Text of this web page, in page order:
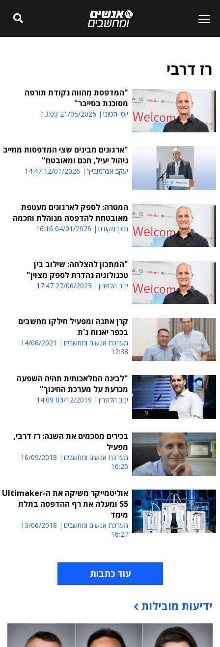
רז דרבי
"המדפסת מהווה נקודת תורפה
מסוכנת בסייבר"
יוסי הטוני 21/05/2026 13:03
"ארגונים מבינים שצי המדפסות מחייב
ניהול יעיל, חכם ומאובטח"
יעקב אברמוביץ' 12/01/2026 14:47
המטרה: לספק לארגונים מעטפת
מאובטחת להדפסה מנוהלת וחכמה
תוכן מקודם 04/01/2026 16:16
"המתכון להצלחה: שילוב בין
טכנולוגיה נהדרת לספק מצוין"
יניב הלפרין 27/06/2023 17:47
קרן אתנה ומפעיל חילקו מחשבים
בכפר יאנוח ג'ת
מערכת אנשים ומחשבים
14/06/2021
12:38
"לבינה המלאכותית תהיה השפעה
מכרעת על מערכת החינוך"
יניב הלפרין 03/12/2019 14:09
בכירים מסכמים את השנה: רז דרבי,
מפעיל
מערכת אנשים ומחשבים
16/09/2018
16:26
אוליטמייקר משיקה את ה-Ultimaker
S5 ומעלה את רף ההדפסה בתלת
מימד
מערכת אנשים ומחשבים
13/06/2018
16:27
עוד כתבות
תוכן פרסומי
ידיעות מובילות